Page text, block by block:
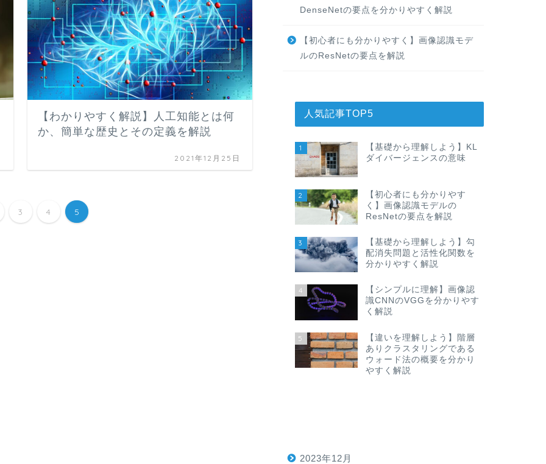
【わかりやすく解説】人工知能とは何
か、簡単な歴史とその定義を解説
2021年12月25日
3 4 5
DenseNetの要点を分かりやすく解説
【初心者にも分かりやすく】画像認識モデ
ルのResNetの要点を解説
人気記事TOP5
1
【基礎から理解しよう】KL
ダイバージェンスの意味
2
【初心者にも分かりやす
く】画像認識モデルの
ResNetの要点を解説
3
【基礎から理解しよう】勾
配消失問題と活性化関数を
分かりやすく解説
4
【シンプルに理解】画像認
識CNNのVGGを分かりやす
く解説
5
【違いを理解しよう】階層
ありクラスタリングである
ウォード法の概要を分かり
やすく解説
2023年12月